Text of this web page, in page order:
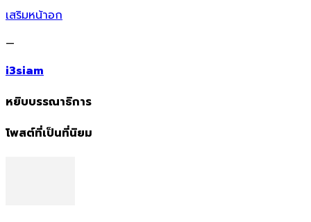
เสริมหน้าอก
—
i3siam
หยิบบรรณาธิการ
โพสต์ที่เป็นที่นิยม